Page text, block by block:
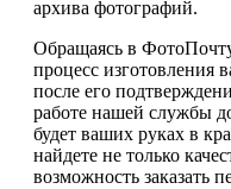
архива фотографий.
Обращаясь в
процесс изготовления
после его
работе нашей службы
будет ваших руках в
найдете не только
возможность заказать